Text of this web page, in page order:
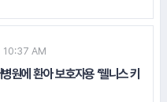
10:37 AM
원에 환아 보호자용 ‘웰니스 키